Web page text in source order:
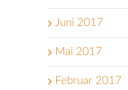
Juni 2017
Mai 2017
Februar 2017